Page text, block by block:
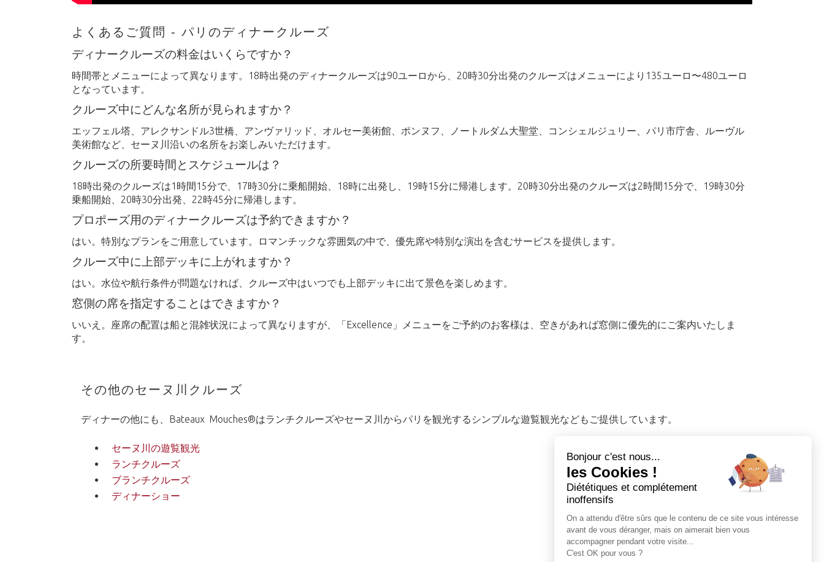
よくあるご質問 - パリのディナークルーズ
ディナークルーズの料金はいくらですか？
時間帯とメニューによって異なります。18時出発のディナークルーズは90ユーロから、20時30分出発のクルーズはメニューにより135ユーロ〜480ユーロ
となっています。
クルーズ中にどんな名所が見られますか？
エッフェル塔、アレクサンドル3世橋、アンヴァリッド、オルセー美術館、ポンヌフ、ノートルダム大聖堂、コンシェルジュリー、パリ市庁舎、ルーヴル
美術館など、セーヌ川沿いの名所をお楽しみいただけます。
クルーズの所要時間とスケジュールは？
18時出発のクルーズは1時間15分で、17時30分に乗船開始、18時に出発し、19時15分に帰港します。20時30分出発のクルーズは2時間15分で、19時30分
乗船開始、20時30分出発、22時45分に帰港します。
プロポーズ用のディナークルーズは予約できますか？
はい。特別なプランをご用意しています。ロマンチックな雰囲気の中で、優先席や特別な演出を含むサービスを提供します。
クルーズ中に上部デッキに上がれますか？
はい。水位や航行条件が問題なければ、クルーズ中はいつでも上部デッキに出て景色を楽しめます。
窓側の席を指定することはできますか？
いいえ。座席の配置は船と混雑状況によって異なりますが、「Excellence」メニューをご予約のお客様は、空きがあれば窓側に優先的にご案内いたしま
す。
その他のセーヌ川クルーズ
ディナーの他にも、Bateaux Mouches®はランチクルーズやセーヌ川からパリを観光するシンプルな遊覧観光などもご提供しています。
セーヌ川の遊覧観光
ランチクルーズ
ブランチクルーズ
ディナーショー
Bonjour c'est nous...
les Cookies !
Diététiques et complétement
inoffensifs
On a attendu d'être sûrs que le contenu de ce site vous intéresse
avant de vous déranger, mais on aimerait bien vous
accompagner pendant votre visite...
C'est OK pour vous ?